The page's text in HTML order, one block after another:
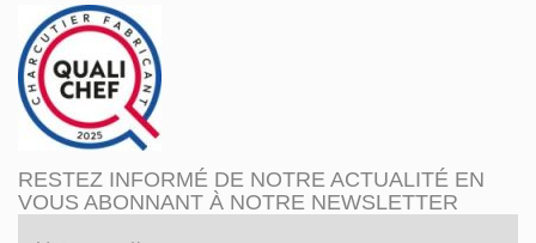
RESTEZ INFORMÉ DE NOTRE ACTUALITÉ EN
VOUS ABONNANT À NOTRE NEWSLETTER